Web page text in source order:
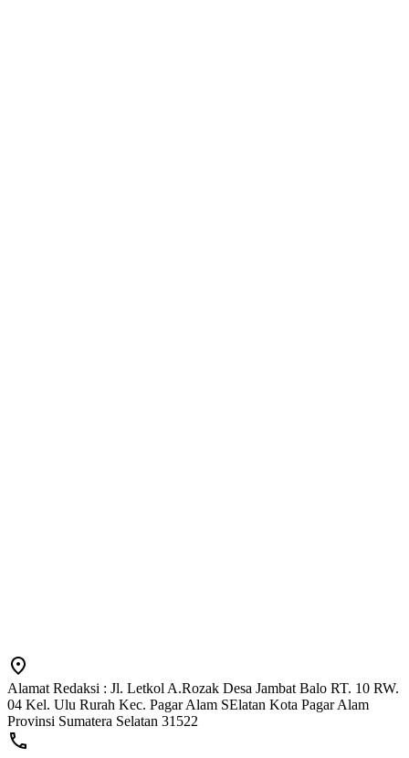
Alamat Redaksi : Jl. Letkol A.Rozak Desa Jambat Balo RT. 10 RW.
04 Kel. Ulu Rurah Kec. Pagar Alam SElatan Kota Pagar Alam
Provinsi Sumatera Selatan 31522